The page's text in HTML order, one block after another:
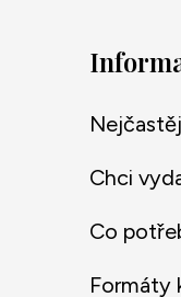
Chci
Co
Formáty